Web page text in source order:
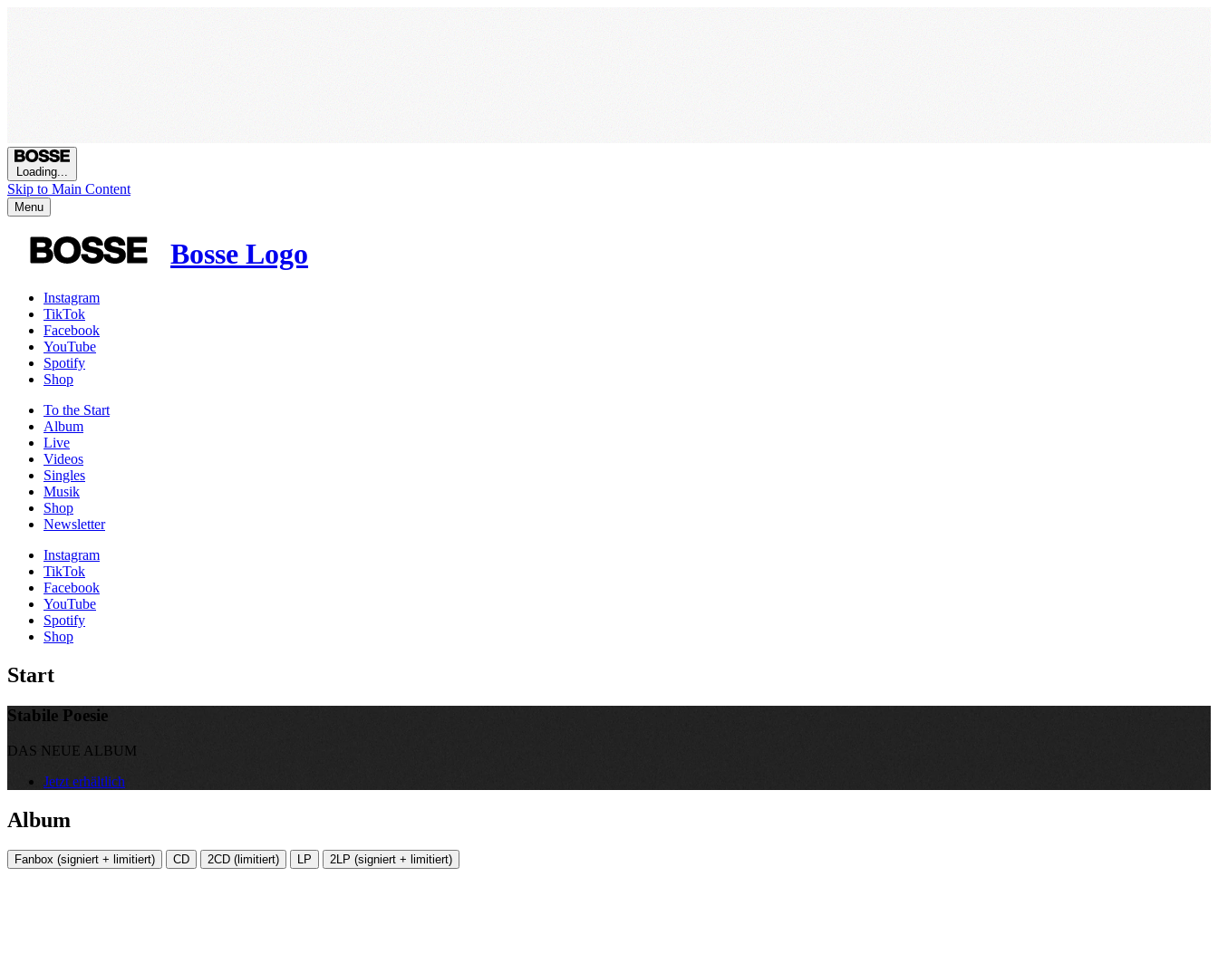
Loading...
Skip to Main Content
Menu
Bosse Logo
Instagram
TikTok
Facebook
YouTube
Spotify
Shop
To the Start
Album
Live
Videos
Singles
Musik
Shop
News­letter
Instagram
TikTok
Facebook
YouTube
Spotify
Shop
Start
Stabile Poesie
DAS NEUE ALBUM
Jetzt erhältlich
Album
Fanbox (signiert + limitiert) CD 2CD (limitiert) LP 2LP (signiert + limitiert)